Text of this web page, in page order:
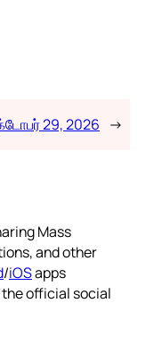
29, 2026 →
Mass
and other
/iOSapps
official social